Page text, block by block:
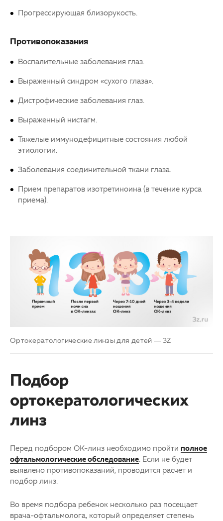
Прогрессирующая близорукость.
Противопоказания
Воспалительные заболевания глаз.
Выраженный синдром «сухого глаза».
Дистрофические заболевания глаз.
Выраженный нистагм.
Тяжелые иммунодефицитные состояния любой
этиологии.
Заболевания соединительной ткани глаза.
Прием препаратов изотретиноина (в течение курса
приема).
Ортокератологические линзы для детей — 3Z
Подбор
ортокератологических
линз
Перед подбором ОК-линз необходимо пройти полное
офтальмологические обследование. Если не будет
выявлено противопоказаний, проводится расчет и
подбор линз.
Во время подбора ребенок несколько раз посещает
врача-офтальмолога, который определяет степень